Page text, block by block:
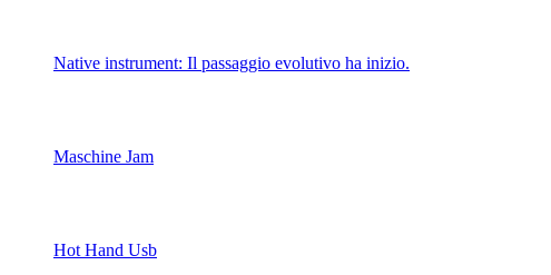
Native instrument: Il passaggio evolutivo ha inizio.
Maschine Jam
Hot Hand Usb